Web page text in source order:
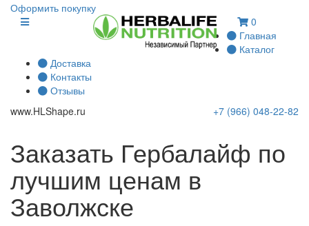
Оформить покупку
0
Главная
Каталог
Доставка
Контакты
Отзывы
www.HLShape.ru +7 (966) 048-22-82
Заказать Гербалайф по
лучшим ценам в
Заволжске